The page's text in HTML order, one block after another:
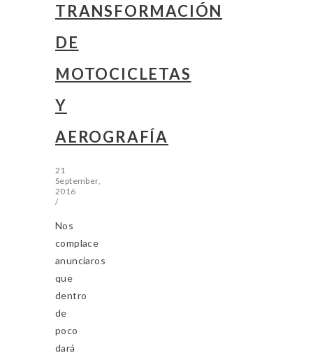
TRANSFORMACIÓN
DE
MOTOCICLETAS
Y
AEROGRAFÍA
21
September,
2016
/
Nos
complace
anunciaros
que
dentro
de
poco
dará